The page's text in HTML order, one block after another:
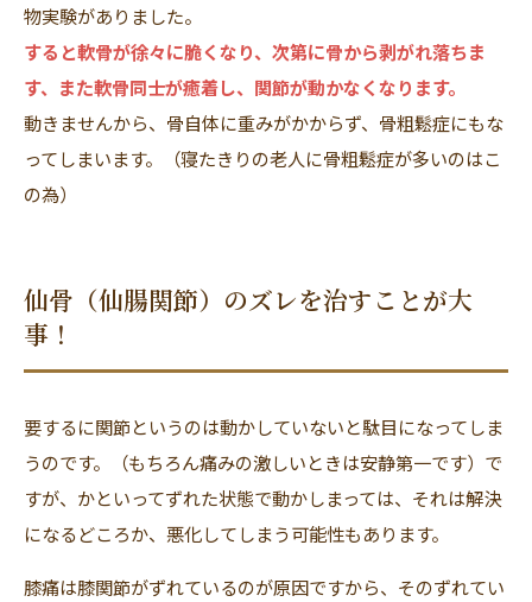
物実験がありました。
すると軟骨が徐々に脆くなり、次第に骨から剥がれ落ちま
す、また軟骨同士が癒着し、関節が動かなくなります。
動きませんから、骨自体に重みがかからず、骨粗鬆症にもな
ってしまいます。（寝たきりの老人に骨粗鬆症が多いのはこ
の為）
仙骨（仙腸関節）のズレを治すことが大
事！
要するに関節というのは動かしていないと駄目になってしま
うのです。（もちろん痛みの激しいときは安静第一です）で
すが、かといってずれた状態で動かしまっては、それは解決
になるどころか、悪化してしまう可能性もあります。
膝痛は膝関節がずれているのが原因ですから、そのずれてい